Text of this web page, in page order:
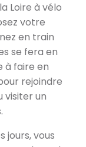
Loire à vélo
votre
en train
se fera en
à faire en
rejoindre
visiter un
jours, vous